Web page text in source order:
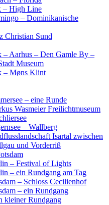
– High Line
– Dominikanische
Christian Sund
– Aarhus – Den Gamle By –
Museum
– Møns Klint
– eine Runde
Wasmeier Freilichtmuseum
– Wallberg
Isartal zwischen
und Vorderriß
– Festival of Lights
– ein Rundgang am Tag
– Schloss Cecilienhof
– ein Rundgang
kleiner Rundgang